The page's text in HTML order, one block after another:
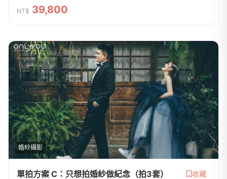
桌框 （三選一）沒有宴客，只想做紀念的單拍攝方案結婚簡單拍就好，
台北拍婚紗我最...
NT$ 39,800
婚紗攝影
單拍方案 C：只想拍婚紗做紀念（拍3套） 收藏